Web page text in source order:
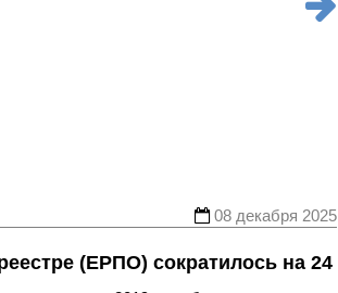
08 декабря 2025
(ЕРПО) сократилось на 24